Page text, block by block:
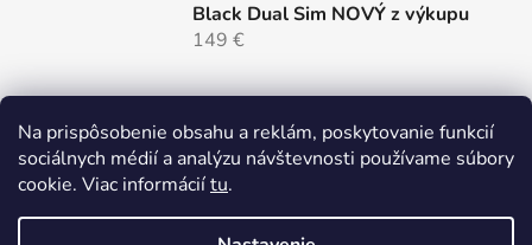
Na prispôsobenie obsahu a reklám, poskytovanie funkcií
sociálnych médií a analýzu návštevnosti používame súbory
cookie. Viac informáciítu.
Black Dual Sim NOVÝ z výkupu
149 €
Nillkin SnapHold Magnetický
sticker Vegan Leather Elegant,
čierny
14,90 €